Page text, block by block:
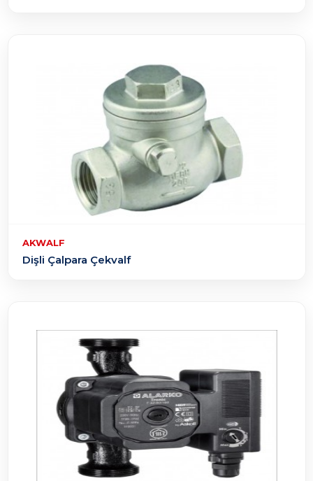
AKWALF
Dişli Çalpara Çekvalf